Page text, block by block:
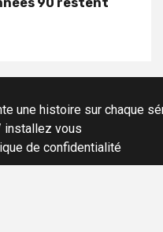
une histoire sur chaque
installez vous
de confidentialité